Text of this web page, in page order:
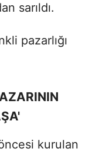
sarıldı.
pazarlığı
kurulan